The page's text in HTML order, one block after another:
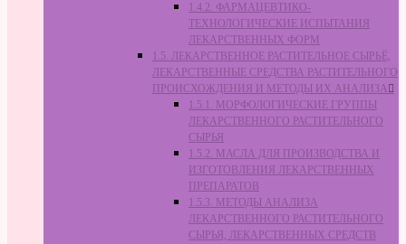
1.4.2. ФАРМАЦЕВТИКО-
ТЕХНОЛОГИЧЕСКИЕ ИСПЫТАНИЯ
ЛЕКАРСТВЕННЫХ ФОРМ
1.5. ЛЕКАРСТВЕННОЕ РАСТИТЕЛЬНОЕ СЫРЬЁ,
ЛЕКАРСТВЕННЫЕ СРЕДСТВА РАСТИТЕЛЬНОГО
ПРОИСХОЖДЕНИЯ И МЕТОДЫ ИХ АНАЛИЗА
1.5.1. МОРФОЛОГИЧЕСКИЕ ГРУППЫ
ЛЕКАРСТВЕННОГО РАСТИТЕЛЬНОГО
СЫРЬЯ
1.5.2. МАСЛА ДЛЯ ПРОИЗВОДСТВА И
ИЗГОТОВЛЕНИЯ ЛЕКАРСТВЕННЫХ
ПРЕПАРАТОВ
1.5.3. МЕТОДЫ АНАЛИЗА
ЛЕКАРСТВЕННОГО РАСТИТЕЛЬНОГО
СЫРЬЯ, ЛЕКАРСТВЕННЫХ СРЕДСТВ